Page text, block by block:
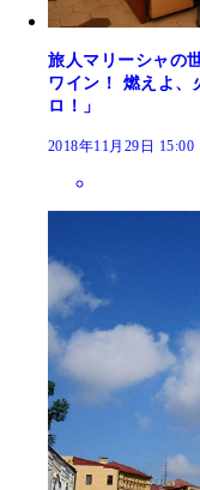
旅人マリーシャの
ワイン！ 燃えよ、
ロ！」
2018年11月29日 15:00